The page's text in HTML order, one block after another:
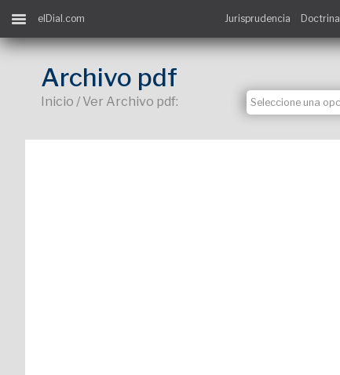
elDial.com Jurisprudencia Doctrina
Archivo pdf
Inicio / Ver Archivo pdf: